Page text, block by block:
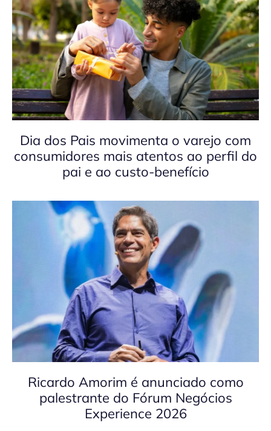
Dia dos Pais movimenta o varejo com
consumidores mais atentos ao perfil do
pai e ao custo-benefício
Ricardo Amorim é anunciado como
palestrante do Fórum Negócios
Experience 2026